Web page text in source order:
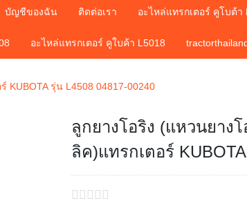
บัญชีของฉัน ติดต่อเรา อะไหล่แทรกเตอร์ คูโบต้า
อะไหล่แทรกเตอร์ คูใบค้า L5018
KUBOTA รุ่น L4508 04817-00240
ลูกยางโอริง (แหวนยาง
ลิค)แทรกเตอร์